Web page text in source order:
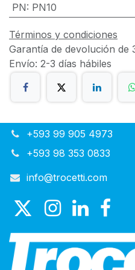
PN: PN10
Términos y condiciones
Garantía de devolución de
Envío: 2-3 días hábiles
+593 99 905 4973
+593 98 353 0833
info@trocetti.com